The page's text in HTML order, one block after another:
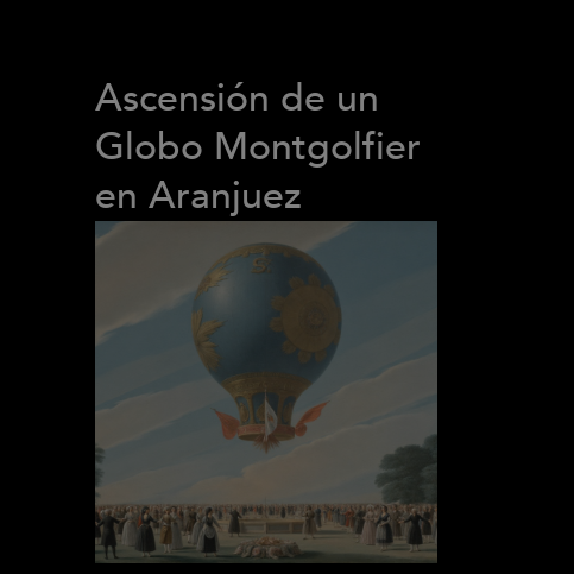
Ascensión de un
Globo Montgolfier
en Aranjuez